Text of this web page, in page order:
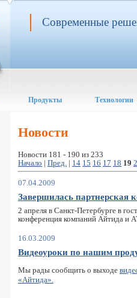
Современные
Продукты Технологии
Новости
Новости 181 - 190 из 233
Начало | Пред. | 14 15 16 17 18 19
07.04.2009
Завершилась
2 апреля в Санкт-Петербурге в
конференция компаний Айтида и
16.03.2009
Видеоуроки по нашим
Мы рады сообщить о выходе
«Айтида».